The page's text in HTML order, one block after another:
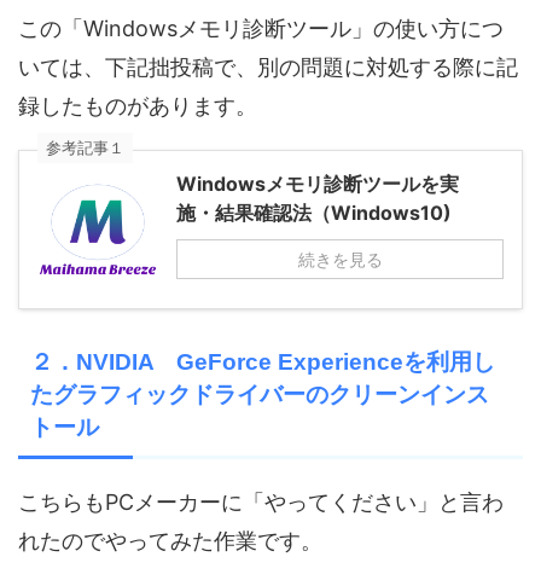
この「Windowsメモリ診断ツール」の使い方につ
いては、下記拙投稿で、別の問題に対処する際に記
録したものがあります。
参考記事１
Windowsメモリ診断ツールを実
施・結果確認法（Windows10)
続きを見る
２．NVIDIA GeForce Experienceを利用し
たグラフィックドライバーのクリーンインス
トール
こちらもPCメーカーに「やってください」と言わ
れたのでやってみた作業です。